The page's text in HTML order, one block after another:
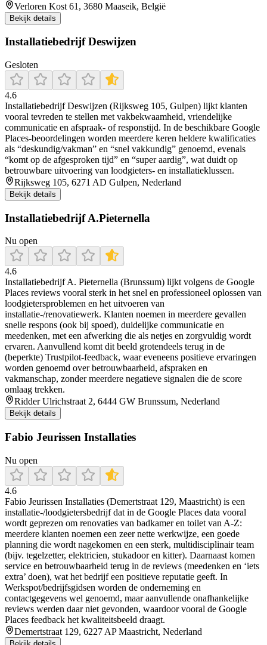
Verloren Kost 61, 3680 Maaseik, België
Bekijk details
Installatiebedrijf Deswijzen
Gesloten
4.6
Installatiebedrijf Deswijzen (Rijksweg 105, Gulpen) lijkt klanten
vooral tevreden te stellen met vakbekwaamheid, vriendelijke
communicatie en afspraak- of responstijd. In de beschikbare Google
Places-beoordelingen worden meerdere keren heldere kwalificaties
als “deskundig/vakman” en “snel vakkundig” genoemd, evenals
“komt op de afgesproken tijd” en “super aardig”, wat duidt op
betrouwbare uitvoering van loodgieters- en installatieklussen.
Rijksweg 105, 6271 AD Gulpen, Nederland
Bekijk details
Installatiebedrijf A.Pieternella
Nu open
4.6
Installatiebedrijf A. Pieternella (Brunssum) lijkt volgens de Google
Places reviews vooral sterk in het snel en professioneel oplossen van
loodgietersproblemen en het uitvoeren van
installatie-/renovatiewerk. Klanten noemen in meerdere gevallen
snelle respons (ook bij spoed), duidelijke communicatie en
meedenken, met een afwerking die als netjes en zorgvuldig wordt
ervaren. Aanvullend komt dit beeld grotendeels terug in de
(beperkte) Trustpilot-feedback, waar eveneens positieve ervaringen
worden genoemd over betrouwbaarheid, afspraken en
vakmanschap, zonder meerdere negatieve signalen die de score
omlaag trekken.
Ridder Ulrichstraat 2, 6444 GW Brunssum, Nederland
Bekijk details
Fabio Jeurissen Installaties
Nu open
4.6
Fabio Jeurissen Installaties (Demertstraat 129, Maastricht) is een
installatie-/loodgietersbedrijf dat in de Google Places data vooral
wordt geprezen om renovaties van badkamer en toilet van A-Z:
meerdere klanten noemen een zeer nette werkwijze, een goede
planning die wordt nagekomen en een sterk, multidisciplinair team
(bijv. tegelzetter, elektricien, stukadoor en kitter). Daarnaast komen
service en betrouwbaarheid terug in de reviews (meedenken en ‘iets
extra’ doen), wat het bedrijf een positieve reputatie geeft. In
Werkspot/bedrijfsgidsen worden de onderneming en
contactgegevens wel genoemd, maar aanvullende onafhankelijke
reviews werden daar niet gevonden, waardoor vooral de Google
Places feedback het kwaliteitsbeeld draagt.
Demertstraat 129, 6227 AP Maastricht, Nederland